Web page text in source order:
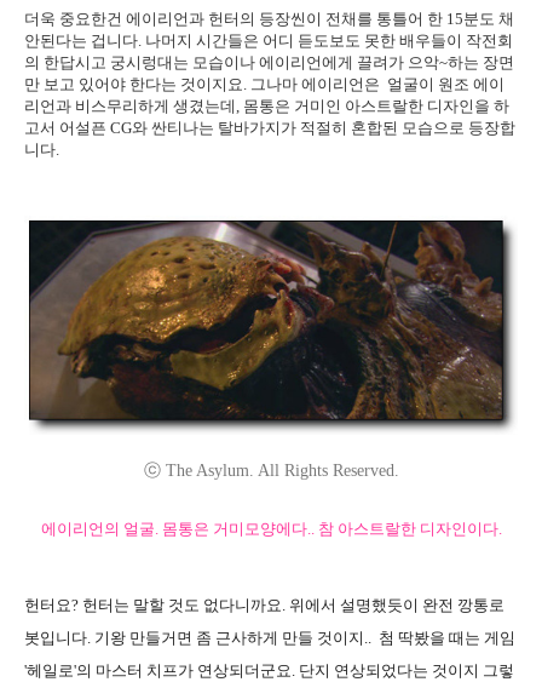
더욱 중요한건 에이리언과 헌터의 등장씬이 전채를 통틀어 한 15분도 채
안된다는 겁니다. 나머지 시간들은 어디 듣도보도 못한 배우들이 작전회
의 한답시고 궁시렁대는 모습이나 에이리언에게 끌려가 으악~하는 장면
만 보고 있어야 한다는 것이지요. 그나마 에이리언은 얼굴이 원조 에이
리언과 비스무리하게 생겼는데, 몸통은 거미인 아스트랄한 디자인을 하
고서 어설픈 CG와 싼티나는 탈바가지가 적절히 혼합된 모습으로 등장합
니다.
ⓒ The Asylum. All Rights Reserved.
에이리언의 얼굴. 몸통은 거미모양에다.. 참 아스트랄한 디자인이다.
헌터요? 헌터는 말할 것도 없다니까요. 위에서 설명했듯이 완전 깡통로
봇입니다. 기왕 만들거면 좀 근사하게 만들 것이지.. 첨 딱봤을 때는 게임
'헤일로'의 마스터 치프가 연상되더군요. 단지 연상되었다는 것이지 그렇